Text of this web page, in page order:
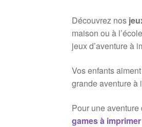
Découvrez nos
maison ou à
jeux d’aventure à
Vos enfants
grande aventure à
Pour une
games à imprimer